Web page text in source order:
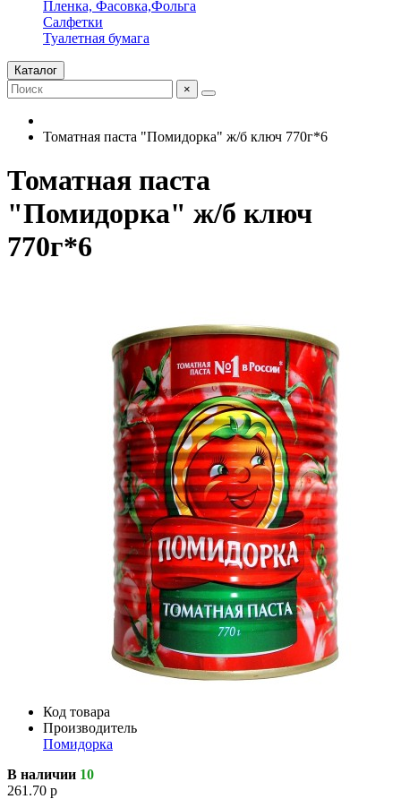
Пленка, Фасовка,Фольга
Салфетки
Туалетная бумага
Каталог
×
Томатная паста "Помидорка" ж/б ключ 770г*6
Томатная паста
"Помидорка" ж/б ключ
770г*6
Код товара
Производитель
Помидорка
В наличии 10
261.70 р